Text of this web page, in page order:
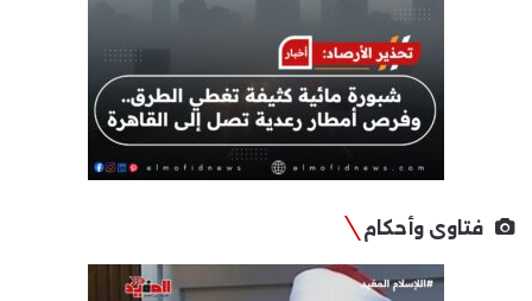
فتاوى وأحكام